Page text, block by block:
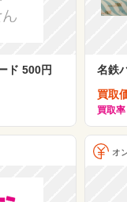
ド 500円
名鉄
買取
買取
オ